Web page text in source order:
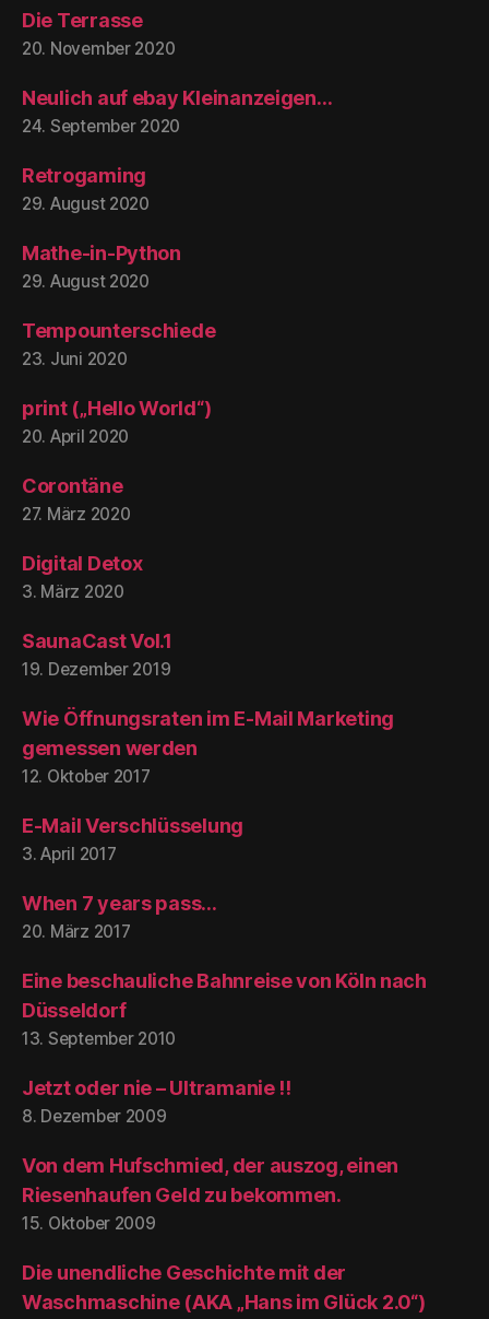
Die Terrasse
20. November 2020
Neulich auf ebay Kleinanzeigen…
24. September 2020
Retrogaming
29. August 2020
Mathe-in-Python
29. August 2020
Tempounterschiede
23. Juni 2020
print („Hello World“)
20. April 2020
Corontäne
27. März 2020
Digital Detox
3. März 2020
SaunaCast Vol.1
19. Dezember 2019
Wie Öffnungsraten im E-Mail Marketing
gemessen werden
12. Oktober 2017
E-Mail Verschlüsselung
3. April 2017
When 7 years pass…
20. März 2017
Eine beschauliche Bahnreise von Köln nach
Düsseldorf
13. September 2010
Jetzt oder nie – Ultramanie !!
8. Dezember 2009
Von dem Hufschmied, der auszog, einen
Riesenhaufen Geld zu bekommen.
15. Oktober 2009
Die unendliche Geschichte mit der
Waschmaschine (AKA „Hans im Glück 2.0“)